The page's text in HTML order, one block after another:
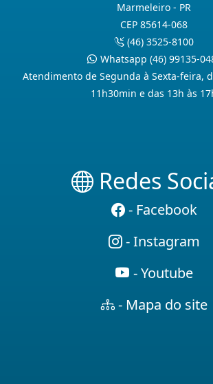
Marmeleiro - PR
CEP 85614-068
(46) 3525-8100
Whatsapp (46) 99135-
Atendimento de Segunda à Sexta-feira,
11h30min e das 13h às
Redes
- Facebook
- Instagram
- Youtube
- Mapa do site